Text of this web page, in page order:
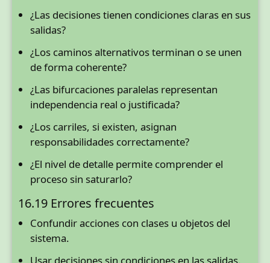
¿Las decisiones tienen condiciones claras en sus
salidas?
¿Los caminos alternativos terminan o se unen
de forma coherente?
¿Las bifurcaciones paralelas representan
independencia real o justificada?
¿Los carriles, si existen, asignan
responsabilidades correctamente?
¿El nivel de detalle permite comprender el
proceso sin saturarlo?
16.19 Errores frecuentes
Confundir acciones con clases u objetos del
sistema.